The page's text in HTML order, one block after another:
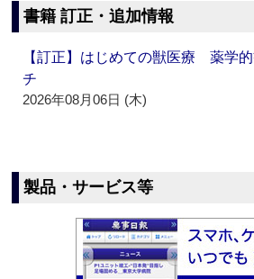
書籍 訂正・追加情報
【訂正】はじめての獣医療 薬学
チ
2026年08月06日 (木)
製品・サービス等